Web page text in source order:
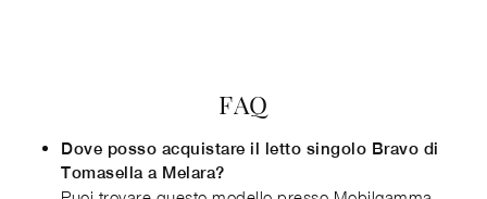
FAQ
Dove posso acquistare il letto singolo Bravo di
Tomasella a Melara?